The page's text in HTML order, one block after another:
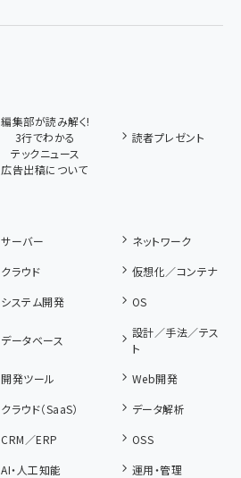
編集部が読み解く!
3行でわかる
テックニュース
読者プレゼント
広告出稿について
サーバー
ネットワーク
クラウド
仮想化／コンテナ
システム開発 OS
データベース
設計／手法／テス
ト
開発ツール
Web開発
クラウド（SaaS）
データ解析
CRM／ERP
OSS
AI・人工知能
運用・管理